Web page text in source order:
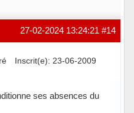
#14
27-02-2024 13:24:21
Inscrit(e): 23-06-2009
ses absences du